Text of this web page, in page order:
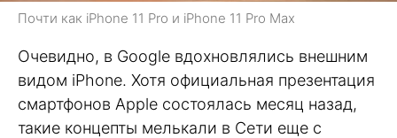
Почти как iPhone 11 Pro и iPhone 11 Pro Max
Очевидно, в Google вдохновлялись внешним
видом iPhone. Хотя официальная презентация
смартфонов Apple состоялась месяц назад,
такие концепты мелькали в Сети еще с